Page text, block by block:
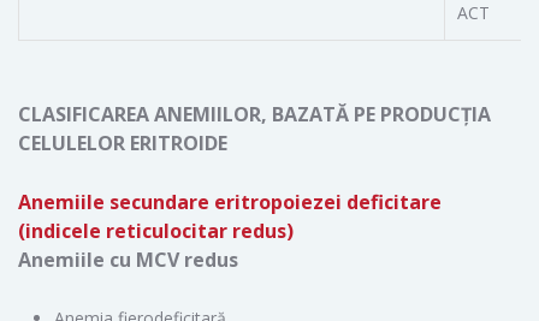
АСТ
CLASIFICAREA ANEMIILOR, BAZATĂ PE PRODUCŢIA
CELULELOR ERITROIDE
Anemiile secundare eritropoiezei deficitare
(indicele reticulocitar redus)
Anemiile cu MCV redus